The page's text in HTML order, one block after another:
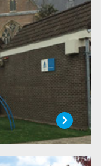
en over elkaar te
leren.
LEES MEER